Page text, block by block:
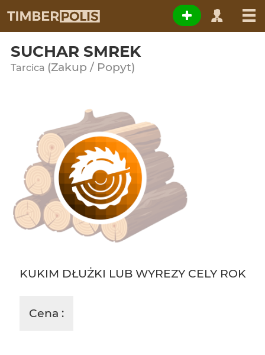
SUCHAR SMREK
Tarcica (Zakup / Popyt)
KUKIM DŁUŻKI LUB WYREZY CELY ROK
Cena :